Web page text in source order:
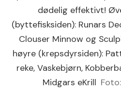
dødelig effektivt!
(byttefisksiden): Runars
Clouser Minnow og
høyre (krepsdyrsiden):
reke, Vaskebjørn,
Midgars eKrill